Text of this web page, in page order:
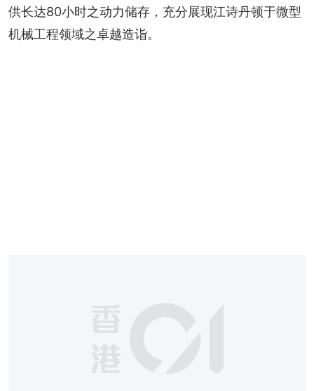
供长达80小时之动力储存，充分展现江诗丹顿于微型
机械工程领域之卓越造诣。